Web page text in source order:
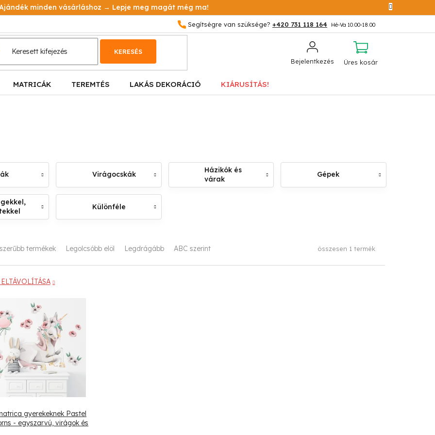
minden vásárláshoz → Lepje meg magát még ma!
+420 731 118 164
Bejelentkezés
KERESÉS
KOSÁR
Üres kosár
MATRICÁK TEREMTÉS LAKÁS DEKORÁCIÓ KIÁRUSÍTÁS!
Virágocskák
Házikók és
várak
Gépek
Különféle
termékek Legolcsóbb elöl Legdrágább ABC szerint összesen 1 termék
gyerekeknek Pastel
- egyszarvú, virágok és